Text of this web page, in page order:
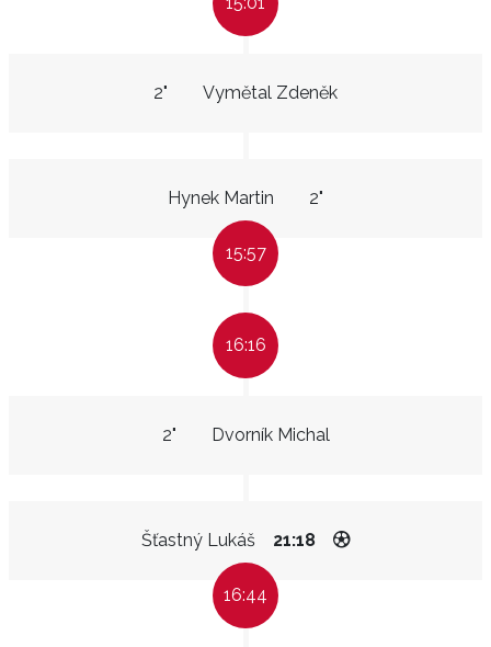
Vymětal Zdeněk
2"
Hynek Martin 2"
15:57
16:16
Dvorník Michal
2"
Šťastný Lukáš 21:18
16:44